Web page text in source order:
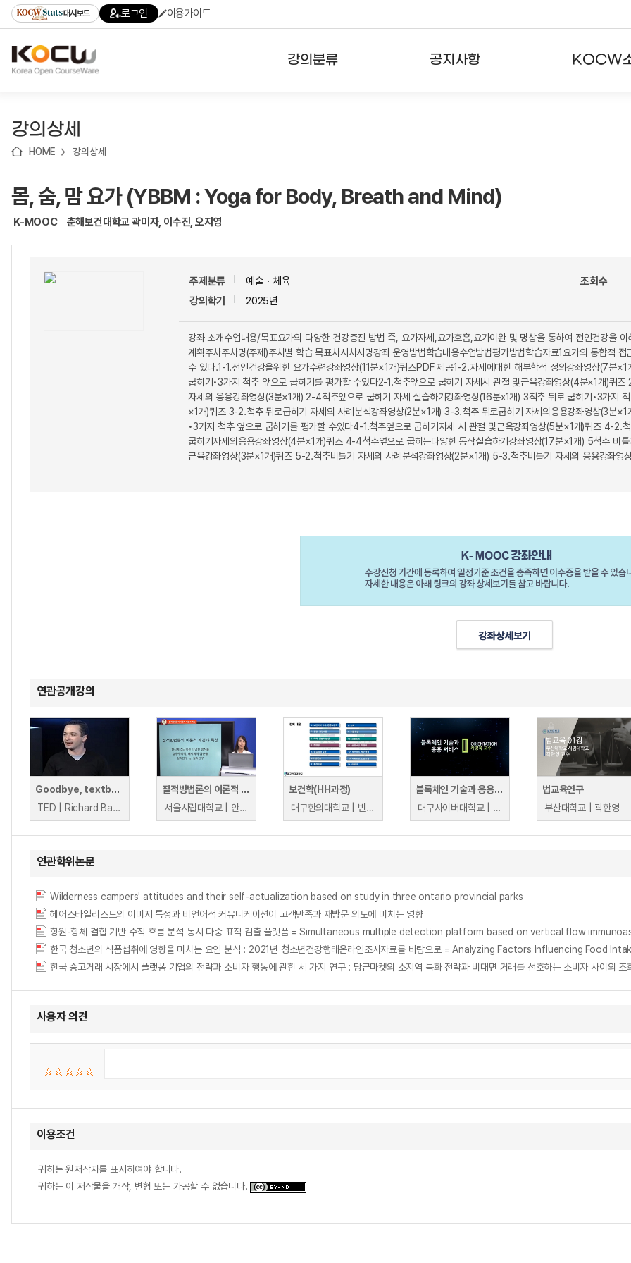
기
기
기
content)
가
대시보드 로그인 이용가이드
강의분류
테마강의
공지사항
서비스도움말
KOCW
강의상세
HOME 강의상세
몸, 숨, 맘 요가 (YBBM : Yoga for Body, Breath and Mind)
K-MOOC 춘해보건대학교 곽미자, 이수진, 오지영
주제분류
예술ㆍ체육
강의학기
2025년
조회수
강좌 소개수업내용/목표요가의 다양한 건강증진 방법 즉, 요가자세,요가호흡,요가이완 및 명상을 통하여 전인건강을
계획주차주차명(주제)주차별 학습 목표차시차시명강좌 운영방법학습내용수업방법평가방법학습자료1요가의 통합적
수 있다.1-1.전인건강을위한 요가수련강좌영상(11분×1개)퀴즈PDF 제공1-2.자세에대한 해부학적 정의강좌영상(7분
굽히기•3가지 척추 앞으로 굽히기를 평가할 수있다2-1.척추앞으로 굽히기 자세시 관절 및근육강좌영상(4분×1개)퀴
자세의 응용강좌영상(3분×1개) 2-4척추앞으로 굽히기 자세 실습하기강좌영상(16분x1개) 3척추 뒤로 굽히기•3가지
×1개)퀴즈 3-2.척추 뒤로굽히기 자세의 사례분석강좌영상(2분×1개) 3-3.척추 뒤로굽히기 자세의응용강좌영상(3분
•3가지 척추 옆으로 굽히기를 평가할 수있다4-1.척추옆으로 굽히기자세 시 관절 및근육강좌영상(5분×1개)퀴즈 4-2.
굽히기자세의응용강좌영상(4분×1개)퀴즈 4-4척추옆으로 굽히는다양한 동작실습하기강좌영상(17분×1개) 5척추 비
근육강좌영상(3분×1개)퀴즈 5-2.척추비틀기 자세의 사례분석강좌영상(2분×1개) 5-3.척추비틀기 자세의 응용강좌
연관공개강의
Goodbye, textbooks; hello, open-source learning
TED | Richard Baraniuk
질적방법론의 이론적 배경과 쟁점
서울시립대학교 | 안준희
보건학(HH과정)
대구한의대학교 | 빈성오
블록체인 기술과 응용 서비스
대구사이버대학교 | 차영욱
법교육연구
부산대학교 | 곽한영
연관학위논문
Wilderness campers' attitudes and their self-actualization based on study in three ontario provincial parks
헤어스타일리스트의 이미지 특성과 비언어적 커뮤니케이션이 고객만족과 재방문 의도에 미치는 영향
항원-항체 결합 기반 수직 흐름 분석 동시 다중 표적 검출 플랫폼 = Simultaneous multiple detection platform based on vertical flow
사용자 의견
이용조건
귀하는 원저작자를 표시하여야 합니다.
귀하는 이 저작물을 개작, 변형 또는 가공할 수 없습니다.